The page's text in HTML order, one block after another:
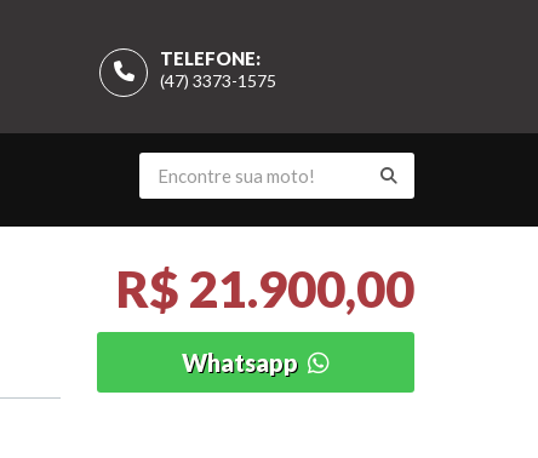
TELEFONE:
(47) 3373-1575
R$ 21.900,00
Whatsapp